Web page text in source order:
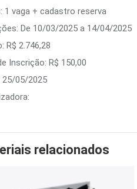
1 vaga + cadastro reserva
De 10/03/2025 a 14/04/2025
R$ 2.746,28
Inscrição: R$ 150,00
25/05/2025
relacionados